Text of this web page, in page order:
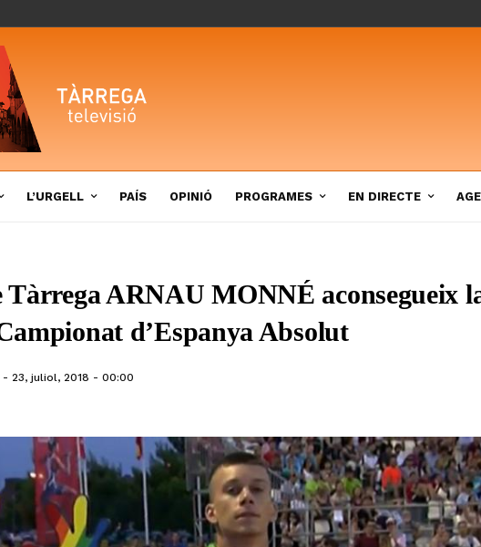
L’URGELL PAÍS OPINIÓ PROGRAMES EN DIRECTE
Tàrrega ARNAU MONNÉ aconsegueix
d’Espanya Absolut
23, juliol, 2018 - 00:00